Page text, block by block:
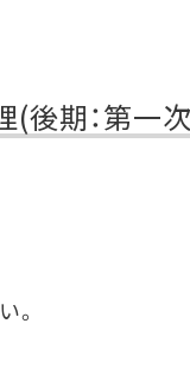
(後期：第
。